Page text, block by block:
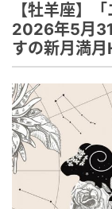
【牡羊座】
2026年5月
すの新月満